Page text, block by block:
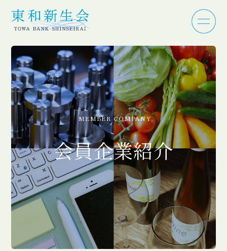
MEMBER COMPANY
会員企業紹介